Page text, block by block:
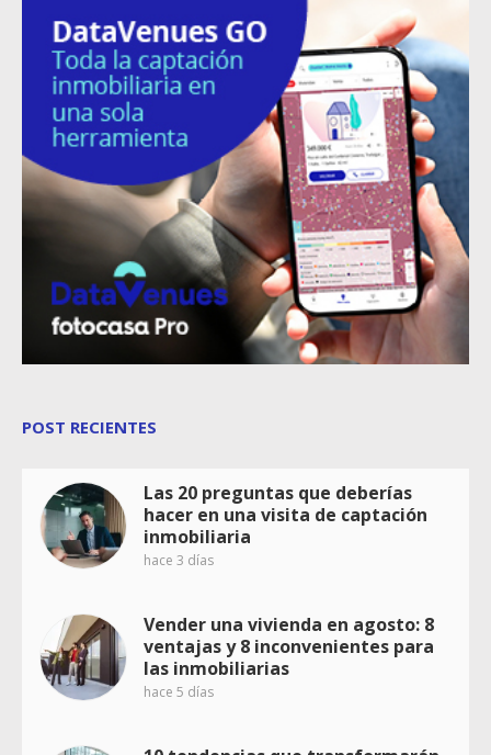
POST RECIENTES
Las 20 preguntas que deberías
hacer en una visita de captación
inmobiliaria
hace 3 días
Vender una vivienda en agosto: 8
ventajas y 8 inconvenientes para
las inmobiliarias
hace 5 días